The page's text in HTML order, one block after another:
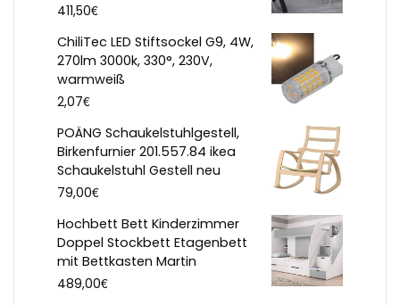
411,50€
ChiliTec LED Stiftsockel G9, 4W,
270lm 3000k, 330°, 230V,
warmweiß
2,07€
POÄNG Schaukelstuhlgestell,
Birkenfurnier 201.557.84 ikea
Schaukelstuhl Gestell neu
79,00€
Hochbett Bett Kinderzimmer
Doppel Stockbett Etagenbett
mit Bettkasten Martin
489,00€